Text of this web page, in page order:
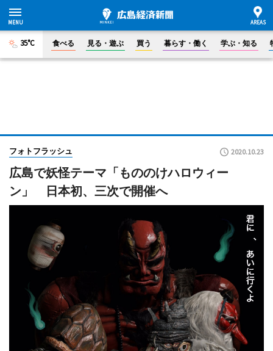
35°C 食べる 見る・遊ぶ 買う 暮らす・働く 学ぶ・知る
フォトフラッシュ 2020.10.23
広島で妖怪テーマ「もののけハロウィー
ン」 日本初、三次で開催へ